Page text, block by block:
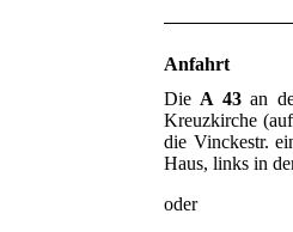
Anfahrt
Die A 43an
Kreuzkirche
die Vinckestr.
Haus, links in
oder